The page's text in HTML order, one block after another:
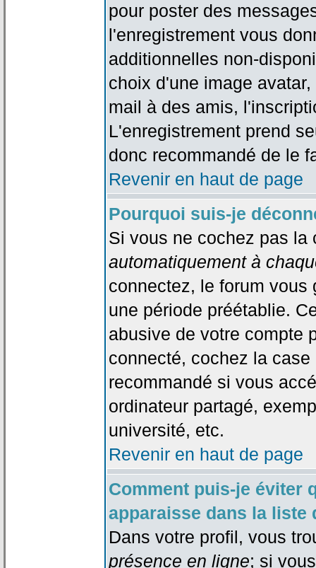
pour poster des
l'enregistrement vous
additionnelles non-
choix d'une image
mail à des amis,
L'enregistrement prend
donc recommandé de le
Revenir en haut de page
Pourquoi suis-je
Si vous ne cochez pas
automatiquement à
connectez, le forum vous
une période préétablie.
abusive de votre compte
connecté, cochez la
recommandé si vous
ordinateur partagé,
université, etc.
Revenir en haut de page
Comment puis-je éviter
apparaisse dans la liste
Dans votre profil, vous
présence en ligne; si